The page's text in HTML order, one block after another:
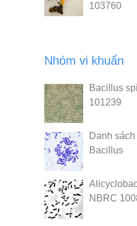
103760
Nhóm vi khuẩn
Bacillus
101239
Danh
Bacillus
NBRC